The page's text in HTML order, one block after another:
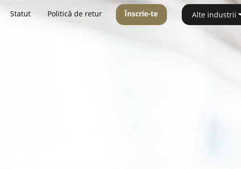
Statut Politică de retur Înscrie-te Alte industrii